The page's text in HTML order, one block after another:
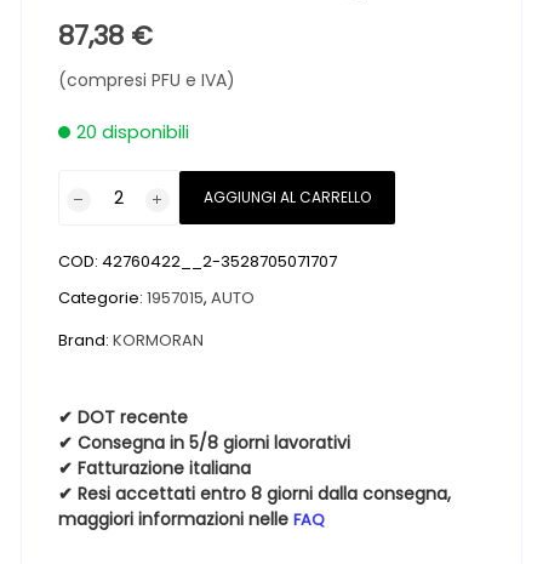
87,38 €
(compresi PFU e IVA)
20 disponibili
ALL
SEASON
70
15
104/102R
4
Stagioni
AGGIUNGI AL CARRELLO
COD:42760422__2-3528705071707
Categorie:1957015,AUTO
Brand:KORMORAN
✔ DOT recente
✔ Consegna in 5/8 giorni lavorativi
✔ Fatturazione italiana
✔ Resi accettati entro 8 giorni dalla consegna,
maggiori informazioni nelleFAQ